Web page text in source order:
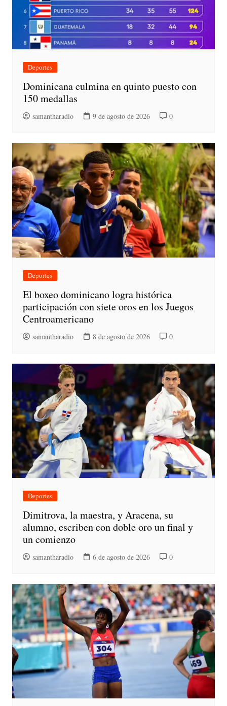
Deportes
Dominicana culmina en quinto puesto con
150 medallas
samantharadio 9 de agosto de 2026 0
Deportes
El boxeo dominicano logra histórica
participación con siete oros en los Juegos
Centroamericano
samantharadio 8 de agosto de 2026 0
Deportes
Dimitrova, la maestra, y Aracena, su
alumno, escriben con doble oro un final y
un comienzo
samantharadio 6 de agosto de 2026 0